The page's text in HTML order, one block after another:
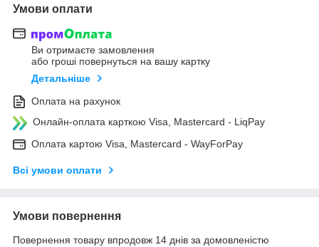
Умови оплати
Ви отримаєте замовлення
або гроші повернуться на вашу картку
Детальніше
Оплата на рахунок
Онлайн-оплата карткою Visa, Mastercard - LiqPay
Оплата картою Visa, Mastercard - WayForPay
Всі умови оплати
Умови повернення
Повернення товару впродовж 14 днів за домовленістю